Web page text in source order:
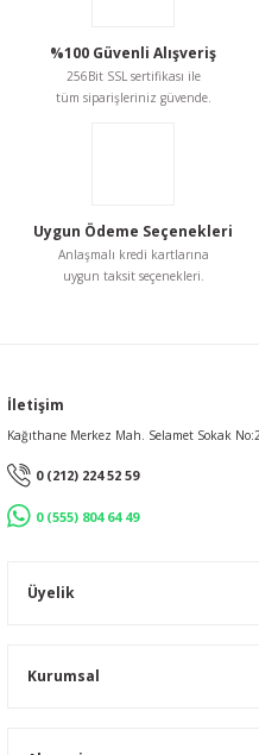
%100 Güvenli Alışveriş
256Bit SSL sertifikası ile
tüm siparişleriniz güvende.
Uygun Ödeme Seçenekleri
Anlaşmalı kredi kartlarına
uygun taksit seçenekleri.
İletişim
Kağıthane Merkez Mah. Selamet Sokak
0 (212) 224 52 59
0 (555) 804 64 49
Üyelik
Kurumsal